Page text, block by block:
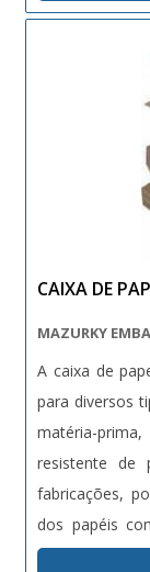
manter a...
CAIXA DE
MAZURKY
A caixa de
para diversos
matéria-
resistente de
fabricações,
dos papéis
virgens ou